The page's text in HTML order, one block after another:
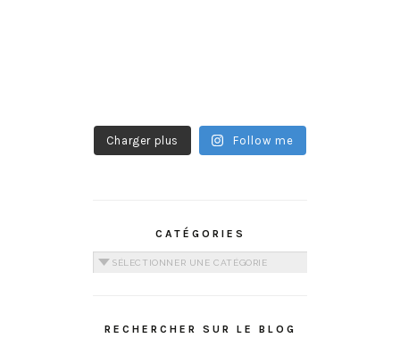
Charger plus Follow me
CATÉGORIES
Catégories
RECHERCHER SUR LE BLOG